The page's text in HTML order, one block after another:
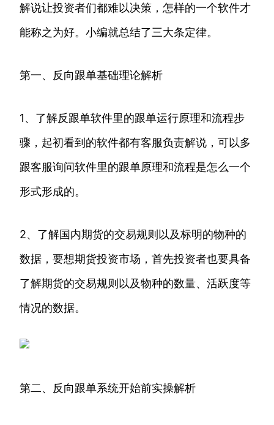
解说让投资者们都难以决策，怎样的一个软件才
能称之为好。小编就总结了三大条定律。
第一、反向跟单基础理论解析
1、了解反跟单软件里的跟单运行原理和流程步
骤，起初看到的软件都有客服负责解说，可以多
跟客服询问软件里的跟单原理和流程是怎么一个
形式形成的。
2、了解国内期货的交易规则以及标明的物种的
数据，要想期货投资市场，首先投资者也要具备
了解期货的交易规则以及物种的数量、活跃度等
情况的数据。
第二、反向跟单系统开始前实操解析